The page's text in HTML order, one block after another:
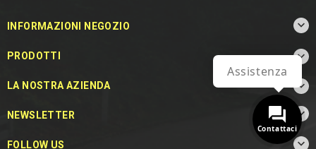
INFORMAZIONI NEGOZIO 
PRODOTTI 
LA NOSTRA AZIENDA 
NEWSLETTER 
FOLLOW US 
Contattaci
Assistenza